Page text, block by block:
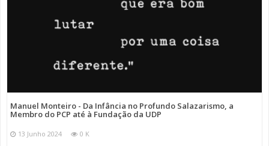
Manuel Monteiro - Da Infância no Profundo Salazarismo, a
Membro do PCP até à Fundação da UDP
13 Junho 2024 0 K